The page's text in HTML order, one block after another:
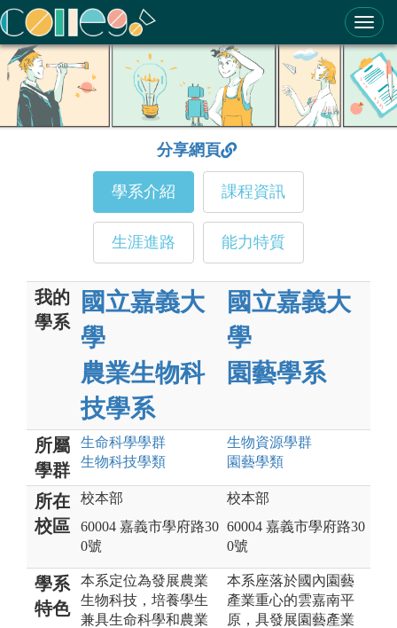
ColleGo! 大學選才與高中育才輔助系統
分享網頁
學系介紹 課程資訊
生涯進路 能力特質
我的
學系
國立嘉義大
學
農業生物科
技學系
國立嘉義大
學
園藝學系
所屬
學群
生命科學學群
生物科技學類
生物資源學群
園藝學類
所在
校區
校本部
60004 嘉義市學府路30
0號
校本部
60004 嘉義市學府路30
0號
學系
特色
本系定位為發展農業
生物科技，培養學生
兼具生命科學和農業
本系座落於國內園藝
產業重心的雲嘉南平
原，具發展園藝產業